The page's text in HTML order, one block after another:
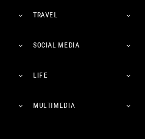
TRAVEL
SOCIAL MEDIA
LIFE
MULTIMEDIA